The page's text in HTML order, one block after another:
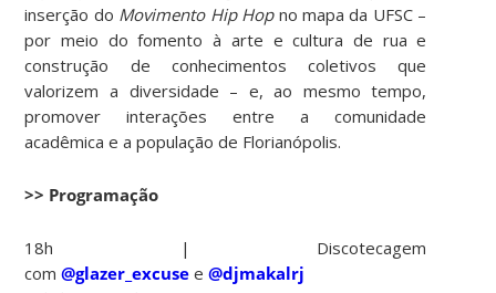
inserção do Movimento Hip Hopno mapa da UFSC –
por meio do fomento à arte e cultura de rua e
construção de conhecimentos coletivos que
valorizem a diversidade – e, ao mesmo tempo,
promover interações entre a comunidade
acadêmica e a população de Florianópolis.
>> Programação
18h | Discotecagem
com@glazer_excuse e@djmakalrj